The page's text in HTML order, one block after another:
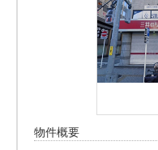
物件概要